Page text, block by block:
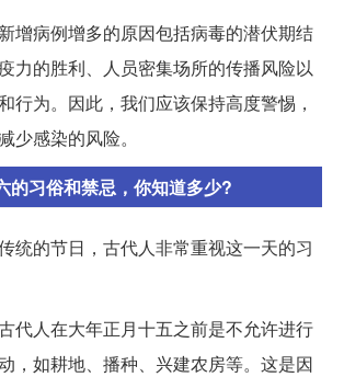
增病例增多的原因包括病毒的潜伏期结
力的胜利、人员密集场所的传播风险以
行为。因此，我们应该保持高度警惕，
少感染的风险。
的习俗和禁忌，你知道多少?
统的节日，古代人非常重视这一天的习
代人在大年正月十五之前是不允许进行
，如耕地、播种、兴建农房等。这是因